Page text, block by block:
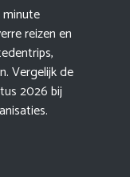
reizen en
Vergelijk de
2026bij